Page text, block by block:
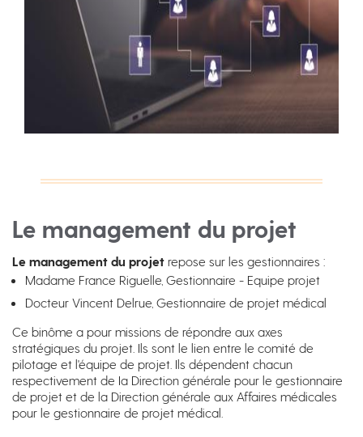
Le management du projet
Le management du projet repose sur les gestionnaires :
Madame France Riguelle, Gestionnaire - Equipe projet
Docteur Vincent Delrue, Gestionnaire de projet médical
Ce binôme a pour missions de répondre aux axes
stratégiques du projet. Ils sont le lien entre le comité de
pilotage et l'équipe de projet. Ils dépendent chacun
respectivement de Ia Direction générale pour le gestionnaire
de projet et de la Direction générale aux Affaires médicales
pour le gestionnaire de projet médical.